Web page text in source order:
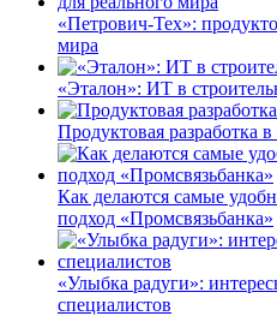
«Петрович-Тех»:
мира
«Эталон»: ИТ в
Продуктовая разработка
Как делаются самые
подход «Промсвязьбанка»
«Улыбка радуги»:
специалистов